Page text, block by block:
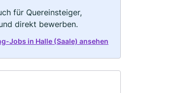
für Quereinsteiger,
direkt bewerben.
Jobs in Halle (Saale) ansehen